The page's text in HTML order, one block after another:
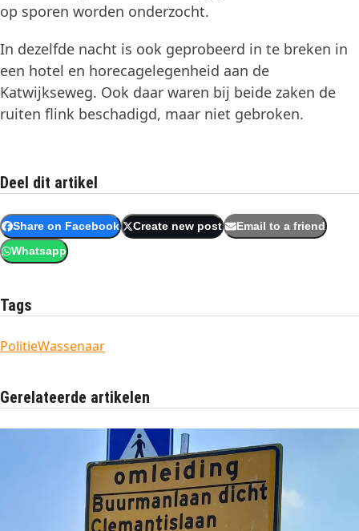
op sporen worden onderzocht.
In dezelfde nacht is ook geprobeerd in te breken in
een hotel en horecagelegenheid aan de
Katwijkseweg. Ook daar waren bij beide zaken de
ruiten flink beschadigd, maar niet gebroken.
Deel dit artikel
Share on Facebook Create new post Email to a friend
Whatsapp
Tags
PolitieWassenaar
Gerelateerde artikelen